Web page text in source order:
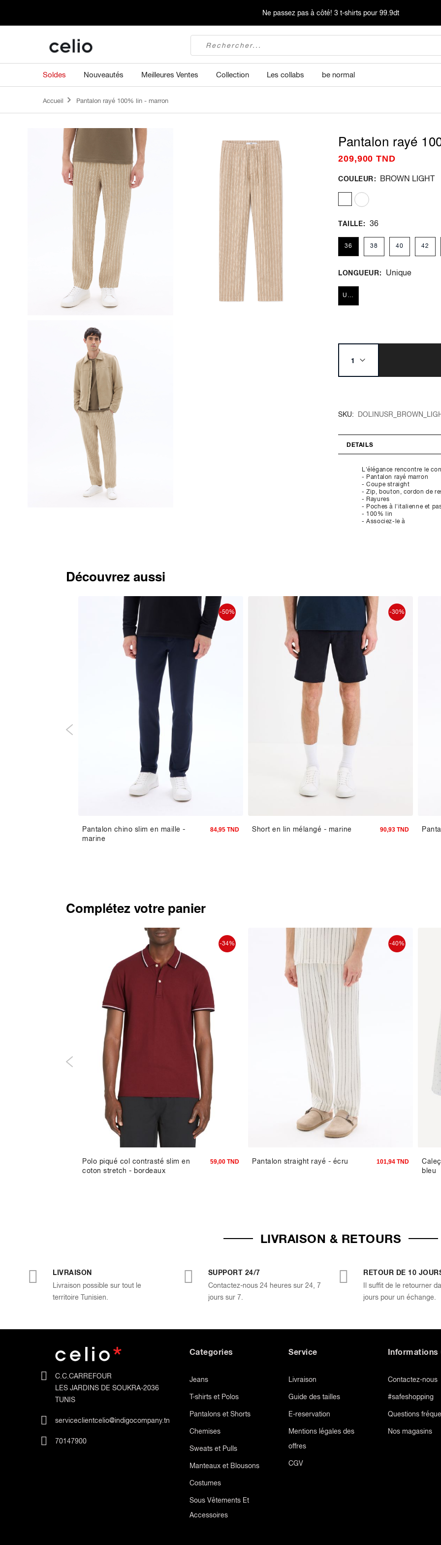
Ne passez pas à côté! 3 t-shirts pour 99.9dt
Soldes Nouveautés Meilleures Ventes Collection Les collabs be normal
Accueil Pantalon rayé 100% lin - marron
Pantalon rayé
209,900 TND
COULEUR BROWN LIGHT
TAILLE 36
36 38 40 42
LONGUEUR Unique
SKU
DETAILS
L'élégance rencontre le
- Pantalon rayé marron
- Coupe straight
- Zip, bouton, cordon de
- Rayures
- Poches à l'italienne et
- 100% lin
- Associez-le à
Découvrez aussi
-50%
Pantalon chino slim en maille -
marine
84,95 TND
-30%
Short en lin mélangé - marine 90,93 TND
Complétez votre panier
-34%
Polo piqué col contrasté slim en
coton stretch - bordeaux
59,00 TND
-40%
Pantalon straight rayé - écru 101,94 TND
bleu
LIVRAISON & RETOURS
LIVRAISON
Livraison possible sur tout le
territoire Tunisien.
SUPPORT 24/7
Contactez-nous 24 heures sur 24, 7
jours sur 7.
RETOUR DE 10
Il suffit de le retourner
jours pour un échange.
C.C.CARREFOUR
LES JARDINS DE SOUKRA-2036
TUNIS
serviceclientcelio@indigocompany.tn
70147900
Categories
Jeans
T-shirts et Polos
Pantalons et Shorts
Chemises
Sweats et Pulls
Manteaux et Blousons
Costumes
Sous Vêtements Et
Accessoires
Service
Livraison
Guide des tailles
E-reservation
Mentions légales des
offres
CGV
Informations
Contactez-nous
#safeshopping
Questions
Nos magasins